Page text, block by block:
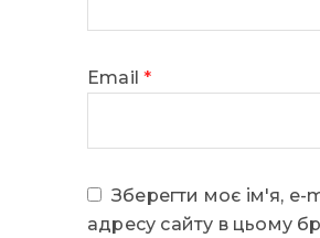
Email*
Зберегти моє ім'я, e-
адресу сайту в цьому